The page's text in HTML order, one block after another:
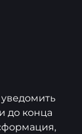
до конца